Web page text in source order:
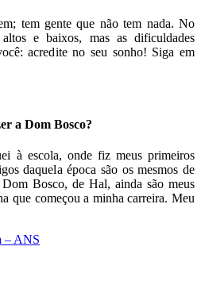
tem gente que não tem nada. No
e baixos, mas as dificuldades
acredite no seu sonho! Siga em
a Dom Bosco?
à escola, onde fiz meus primeiros
daquela época são os mesmos de
Bosco, de Hal, ainda são meus
que começou a minha carreira. Meu
– ANS